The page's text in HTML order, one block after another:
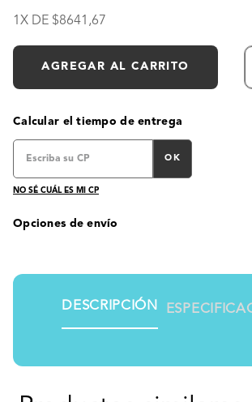
1 X DE 8641 ,67
AGREGAR AL CARRITO
Calcular el tiempo de entrega
OK
NO SÉ CUÁL ES MI CP
Opciones de envío
DESCRIPCIÓN